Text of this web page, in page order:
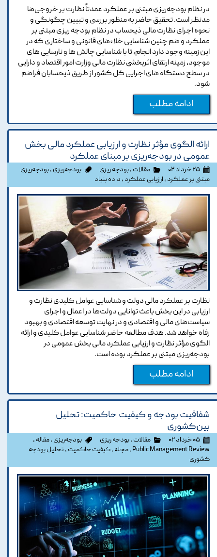
در نظام بودجه‌ریزی مبتنی بر عملکرد عمدتاً نظارت بر خروجی‌ها
مدنظر است. تحقیق حاضر به منظور بررسی و تبیین چگونگی و
نحوه اجرای نظارت مالی ذیحساب در نظام بودجه ریزی مبتنی بر
عملکرد و هم چنین شناسایی خلاء‌های قانونی و ساختاری که در
این زمینه وجود دارد انجام، تا با شناسایی چالش ها و نارسایی های
موجود، زمینه ارتقای اثربخشی نظارت مالی وزارت امور اقتصاد و دارایی
در سطح دستگاه های اجرایی کل کشور از طریق ذیحسابان فراهم
شود.
ادامه مطلب
ارائه الگوی مؤثر نظارت و ارزیابی عملکرد مالی بخش
عمومی در بودجه‌ریزی بر مبنای عملکرد
۲۵ خرداد ۰۲ مقالات ،بودجه ریزی بودجه‌ریزی ،بودجه‌ریزی
مبتنی بر عملکرد ، ارزیابی عملکرد ، داده بنیاد
نظارت بر عملکرد مالی دولت و شناسایی عوامل کلیدی نظارت و
ارزیابی در این بخش باعث توانایی دولت‌ها در اعمال و اجرای
سیاست‌های مالی و اقتصادی و در نهایت توسعه اقتصادی و بهبود
رفاه خواهد شد. هدف مطالعه حاضر شناسایی عوامل کلیدی و ارائه
الگوی مؤثر نظارت و ارزیابی عملکرد مالی بخش عمومی در
بودجه‌ریزی مبتنی بر عملکرد بوده است.
ادامه مطلب
شفافیت بودجه و کیفیت حاکمیت: تحلیل
بین‌کشوری
۰۵ خرداد ۰۲ مقالات ،بودجه ریزی بودجه‌ریزی ،مقاله ،
Public Management Review ،مجله ،کیفیت حاکمیت ، تحلیل بودجه
کشوری